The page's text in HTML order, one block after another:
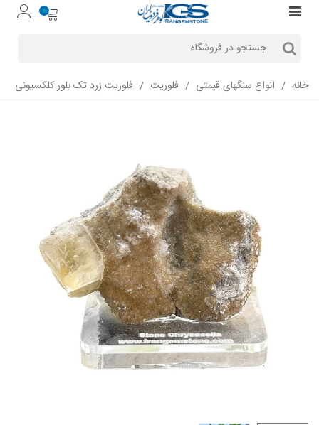
0
خانه / انواع سنگهای قیمتی / فلوریت / فلوریت زرد تک بلور کلکسیونی